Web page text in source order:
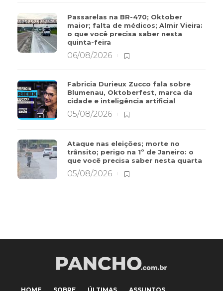
Passarelas na BR-470; Oktober
maior; falta de médicos; Almir Vieira:
o que você precisa saber nesta
quinta-feira
06/08/2026
Fabricia Durieux Zucco fala sobre
Blumenau, Oktoberfest, marca da
cidade e inteligência artificial
05/08/2026
Ataque nas eleições; morte no
trânsito; perigo na 1º de Janeiro: o
que você precisa saber nesta quarta
05/08/2026